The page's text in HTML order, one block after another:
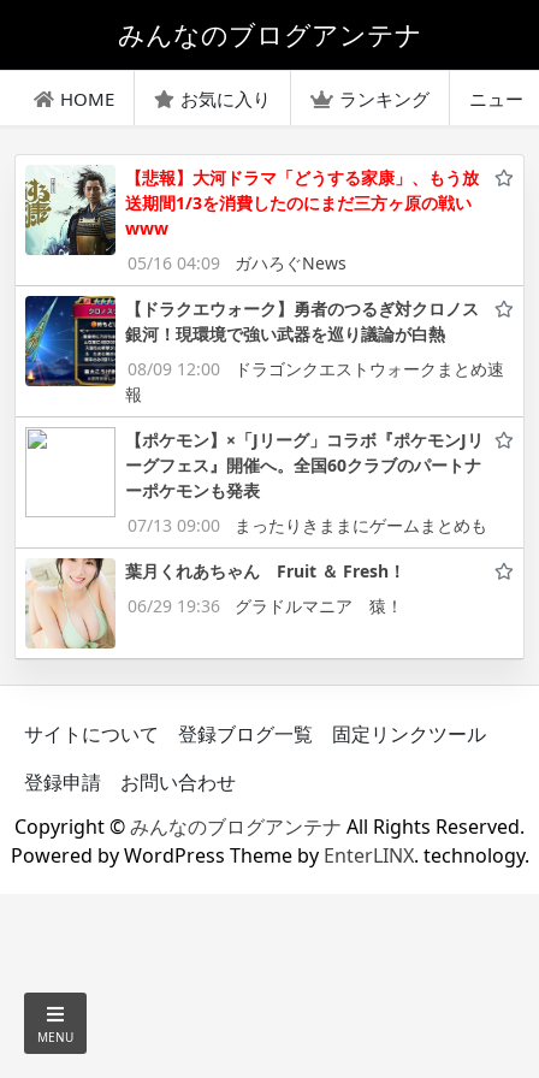
みんなのブログアンテナ
HOME お気に入り ランキング ニュー
【悲報】大河ドラマ「どうする家康」、もう放
送期間1/3を消費したのにまだ三方ヶ原の戦い
www
05/16 04:09
ガハろぐNews
【ドラクエウォーク】勇者のつるぎ対クロノス
銀河！現環境で強い武器を巡り議論が白熱
08/09 12:00
ドラゴンクエストウォークまとめ速
報
【ポケモン】×「Jリーグ」コラボ『ポケモンJリ
ーグフェス』開催へ。全国60クラブのパートナ
ーポケモンも発表
07/13 09:00
まったりきままにゲームまとめも
葉月くれあちゃん Fruit ＆ Fresh！
06/29 19:36
グラドルマニア 猿！
サイトについて 登録ブログ一覧
固定リンクツール
登録申請
お問い合わせ
Copyright ©みんなのブログアンテナ All Rights Reserved.
Powered by WordPress Theme by EnterLINX. technology.
MENU